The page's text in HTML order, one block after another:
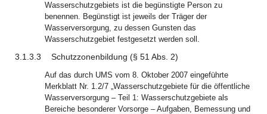
Wasserschutzgebiets ist die begünstigte Person zu
benennen. Begünstigt ist jeweils der Träger der
Wasserversorgung, zu dessen Gunsten das
Wasserschutzgebiet festgesetzt werden soll.
3.1.3.3 Schutzzonenbildung (§ 51 Abs. 2)
Auf das durch UMS vom 8. Oktober 2007 eingeführte
Merkblatt Nr. 1.2/7 „Wasserschutzgebiete für die öffentliche
Wasserversorgung – Teil 1: Wasserschutzgebiete als
Bereiche besonderer Vorsorge – Aufgaben, Bemessung und